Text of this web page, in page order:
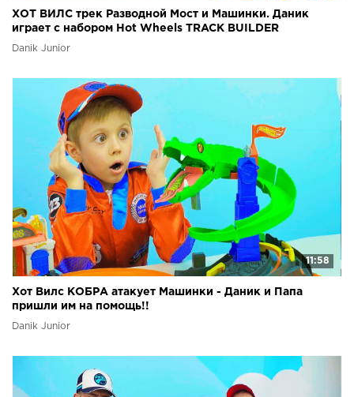
ХОТ ВИЛС трек Разводной Мост и Машинки. Даник
играет с набором Hot Wheels TRACK BUILDER
Danik Junior
11:58
Хот Вилс КОБРА атакует Машинки - Даник и Папа
пришли им на помощь!!
Danik Junior